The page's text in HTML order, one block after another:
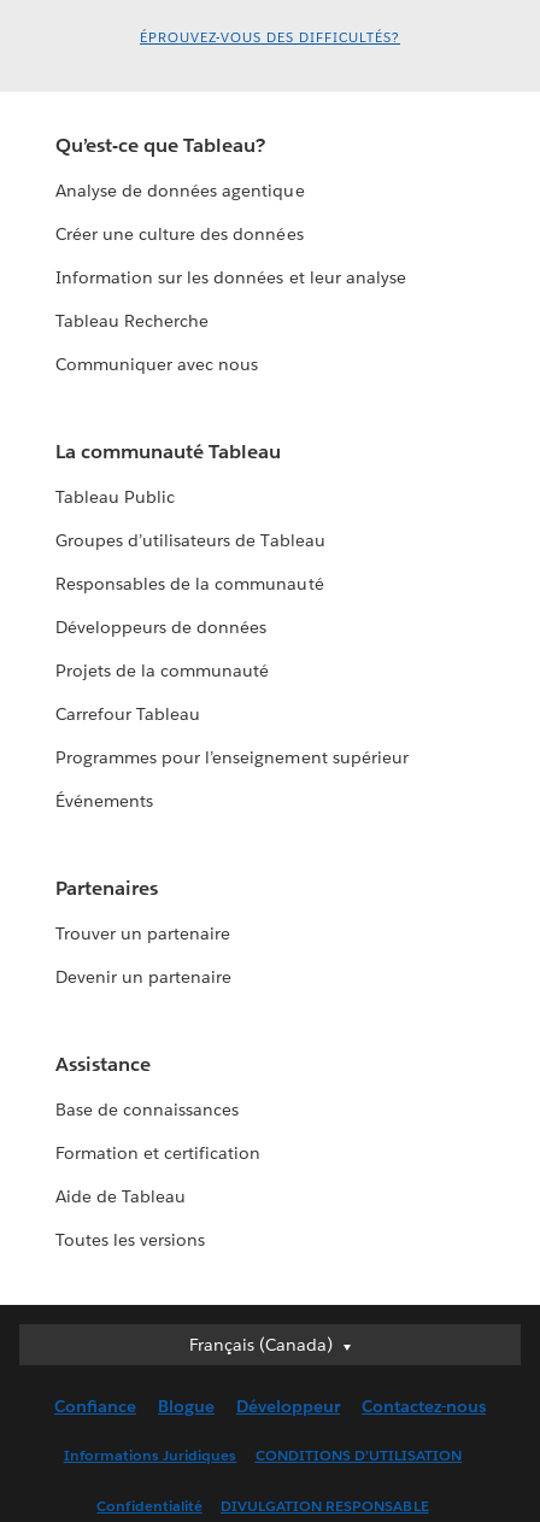
ÉPROUVEZ-VOUS DES DIFFICULTÉS?
Qu’est-ce que Tableau?
Analyse de données agentique
Créer une culture des données
Information sur les données et leur analyse
Tableau Recherche
Communiquer avec nous
La communauté Tableau
Tableau Public
Groupes d’utilisateurs de Tableau
Responsables de la communauté
Développeurs de données
Projets de la communauté
Carrefour Tableau
Programmes pour l’enseignement supérieur
Événements
Partenaires
Trouver un partenaire
Devenir un partenaire
Assistance
Base de connaissances
Formation et certification
Aide de Tableau
Toutes les versions
Français (Canada)
Français (Canada)
English (UK)
Français (France)
Confiance Blogue Développeur Contactez-nous
Informations Juridiques CONDITIONS D’UTILISATION
Confidentialité DIVULGATION RESPONSABLE